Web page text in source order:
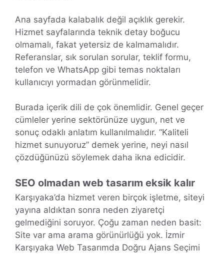
Ana sayfada kalabalık değil açıklık gerekir.
Hizmet sayfalarında teknik detay boğucu
olmamalı, fakat yetersiz de kalmamalıdır.
Referanslar, sık sorulan sorular, teklif formu,
telefon ve WhatsApp gibi temas noktaları
kullanıcıyı yormadan görünmelidir.
Burada içerik dili de çok önemlidir. Genel geçer
cümleler yerine sektörünüze uygun, net ve
sonuç odaklı anlatım kullanılmalıdır. “Kaliteli
hizmet sunuyoruz” demek yerine, neyi nasıl
çözdüğünüzü söylemek daha ikna edicidir.
SEO olmadan web tasarım eksik kalır
Karşıyaka’da hizmet veren birçok işletme, siteyi
yayına aldıktan sonra neden ziyaretçi
gelmediğini soruyor. Çoğu zaman neden basit:
Site var ama arama görünürlüğü yok. İzmir
Karşıyaka Web Tasarımda Doğru Ajans Seçimi